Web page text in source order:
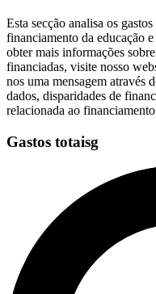
Esta secção analisa os
financiamento da educação
obter mais informações
financiadas, visite nosso
nos uma mensagem através
dados, disparidades de
relacionada ao
Gastos totaisg